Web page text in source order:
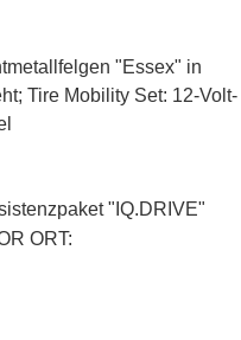
"Essex" in
; Tire Mobility Set: 12-Volt-
"IQ.DRIVE"
ORT: